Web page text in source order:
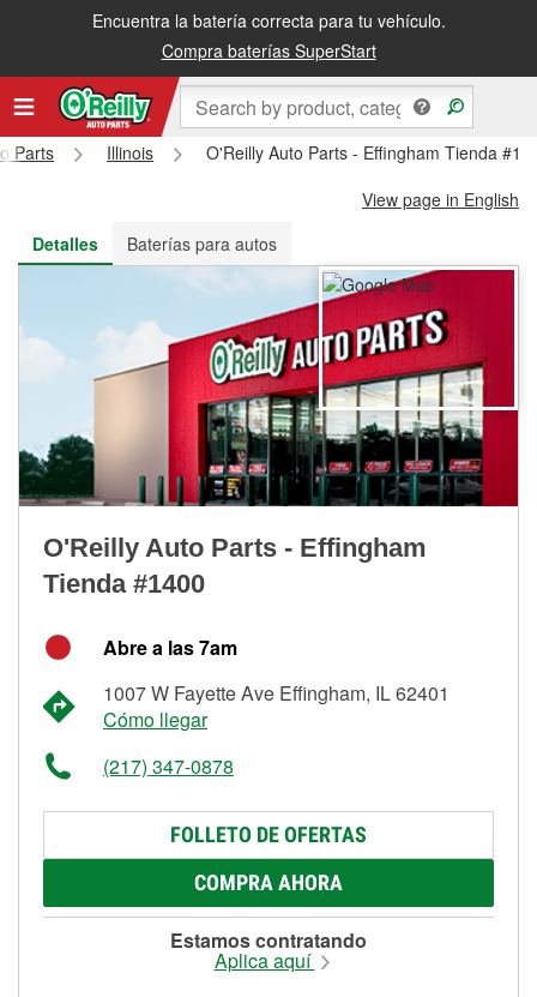
Encuentra la batería correcta para tu vehículo.
Compra baterías SuperStart
Recibe tu orden gratis al día siguiente o recógela en la tienda
Parts Illinois
O'Reilly Auto Parts - Effingham Tienda
View page in English
Detalles
Baterías para autos
O'Reilly Auto Parts - Effingham
Tienda #1400
Abre a las 7am
1007 W Fayette Ave Effingham, IL 62401
Cómo llegar
(217) 347-0878
FOLLETO DE OFERTAS
COMPRA AHORA
Estamos contratando
Aplica aquí